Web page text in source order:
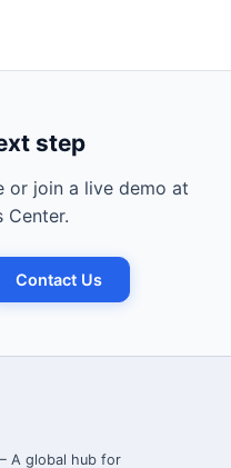
step
or join a live demo at
Center.
Contact Us
A global hub for